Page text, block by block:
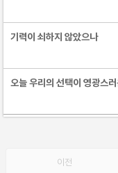
기력이 쇠하지 않았으나
오늘 우리의 선택이 영광스
이전